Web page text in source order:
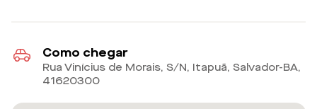
Como chegar
Rua Vinícius de Morais, S/N, Itapuã, Salvador-BA,
41620300